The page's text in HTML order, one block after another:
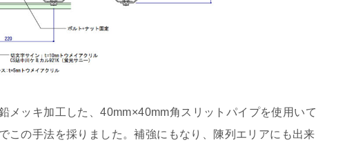
メッキ加工した、40mm×40mm角スリットパイプを使用いて
この手法を採りました。補強にもなり、陳列エリアにも出来